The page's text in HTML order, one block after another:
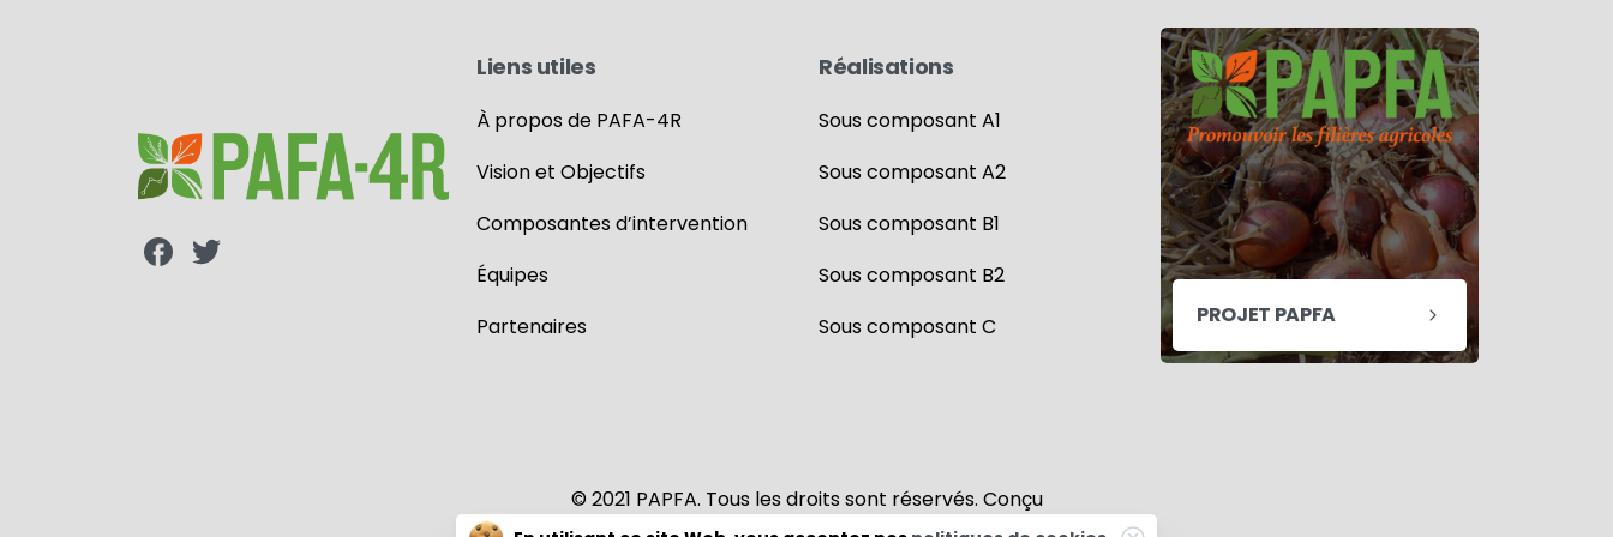
Liens utiles
À propos de PAFA-4R
Vision et Objectifs
Composantes d’intervention
Équipes
Partenaires
Réalisations
Sous composant A1
Sous composant A2
Sous composant B1
Sous composant B2
Sous composant C
PROJET PAPFA
© 2021 PAPFA. Tous les droits sont réservés. Conçu